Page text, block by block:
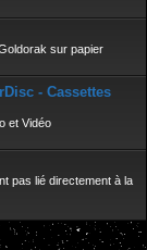
sur papier
- Cassettes
et Vidéo
pas lié directement à la